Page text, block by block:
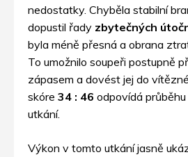
nedostatky. Chyběla stabilní
dopustil řady zbytečných
byla méně přesná a obrana
To umožnilo soupeři postupně
zápasem a dovést jej do
skóre 34 : 46 odpovídá
utkání.
Výkon v tomto utkání jasně